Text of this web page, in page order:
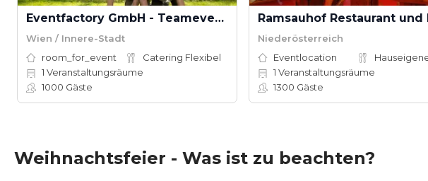
Eventfactory GmbH - Teamevents mit Spaß
Wien / Innere-Stadt
room_for_event
Catering Flexibel
1 Veranstaltungsräume
1000 Gäste
Niederösterreich
Eventlocation
1 Veranstaltungsräume
1300 Gäste
Weihnachtsfeier - Was ist zu beachten?